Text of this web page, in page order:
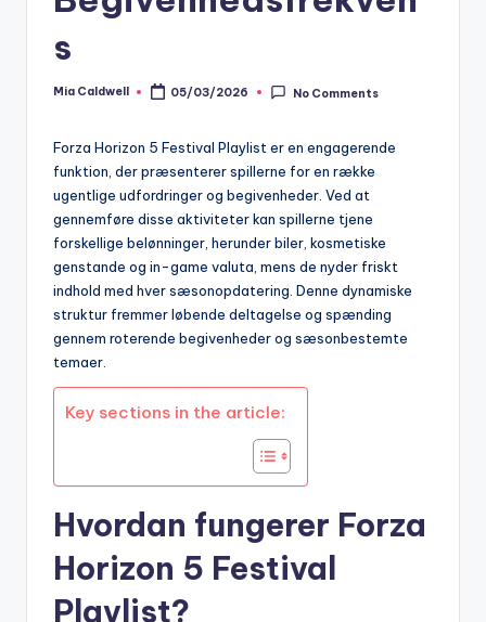
s
Posted
Mia Caldwell 05/03/2026 No Comments
Forza Horizon 5 Festival Playlist er en engagerende
funktion, der præsenterer spillerne for en række
ugentlige udfordringer og begivenheder. Ved at
gennemføre disse aktiviteter kan spillerne tjene
forskellige belønninger, herunder biler, kosmetiske
genstande og in-game valuta, mens de nyder friskt
indhold med hver sæsonopdatering. Denne dynamiske
struktur fremmer løbende deltagelse og spænding
gennem roterende begivenheder og sæsonbestemte
temaer.
Key sections in the article:
Hvordan fungerer Forza
Horizon 5 Festival
Playlist?